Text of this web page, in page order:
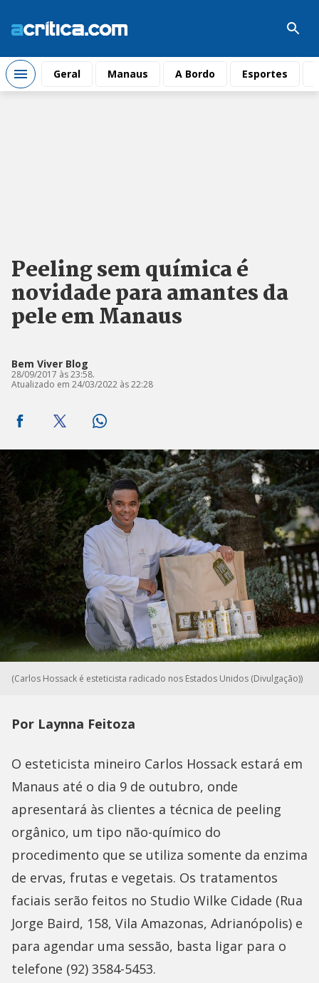
Geral Manaus A Bordo Esportes
Peeling sem química é
novidade para amantes da
pele em Manaus
Bem Viver Blog
28/09/2017 às 23:58.
Atualizado em 24/03/2022 às 22:28
(Carlos Hossack é esteticista radicado nos Estados Unidos (Divulgação))
Por Laynna Feitoza
O esteticista mineiro Carlos Hossack estará em
Manaus até o dia 9 de outubro, onde
apresentará às clientes a técnica de peeling
orgânico, um tipo não-químico do
procedimento que se utiliza somente da enzima
de ervas, frutas e vegetais. Os tratamentos
faciais serão feitos no Studio Wilke Cidade (Rua
Jorge Baird, 158, Vila Amazonas, Adrianópolis) e
para agendar uma sessão, basta ligar para o
telefone (92) 3584-5453.